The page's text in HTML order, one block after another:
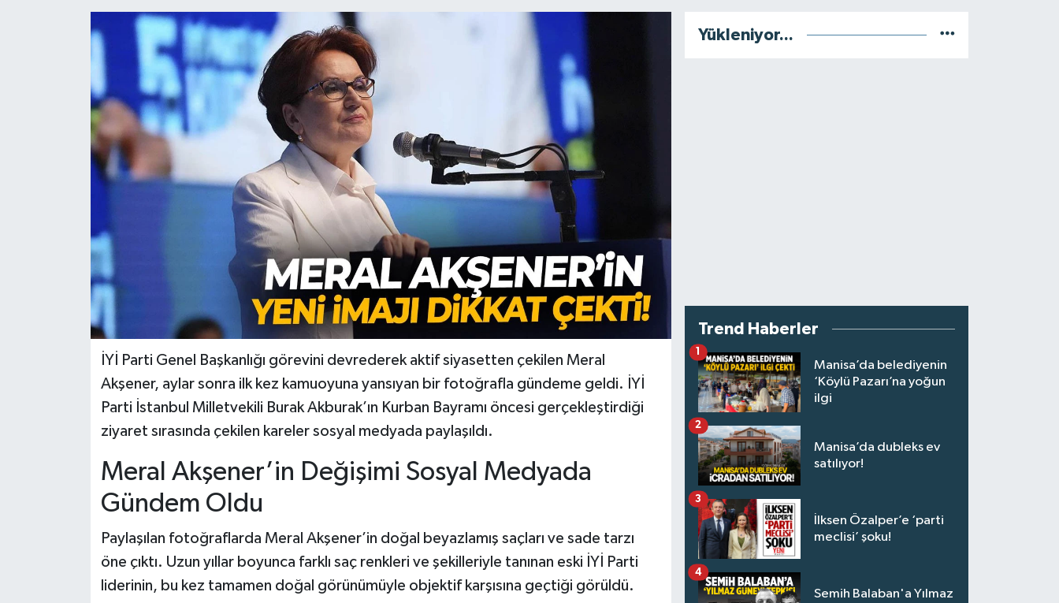
İYİ Parti Genel Başkanlığı görevini devrederek aktif siyasetten çekilen Meral
Akşener, aylar sonra ilk kez kamuoyuna yansıyan bir fotoğrafla gündeme geldi. İYİ
Parti İstanbul Milletvekili Burak Akburak’ın Kurban Bayramı öncesi gerçekleştirdiği
ziyaret sırasında çekilen kareler sosyal medyada paylaşıldı.
Meral Akşener’in Değişimi Sosyal Medyada
Gündem Oldu
Paylaşılan fotoğraflarda Meral Akşener’in doğal beyazlamış saçları ve sade tarzı
öne çıktı. Uzun yıllar boyunca farklı saç renkleri ve şekilleriyle tanınan eski İYİ Parti
liderinin, bu kez tamamen doğal görünümüyle objektif karşısına geçtiği görüldü.
Yükleniyor...
Trend Haberler
Manisa’da belediyenin
‘Köylü Pazarı’na yoğun
ilgi
1
Manisa’da dubleks ev
satılıyor!
2
İlksen Özalper’e ‘parti
meclisi’ şoku!
3
Semih Balaban'a Yılmaz
4